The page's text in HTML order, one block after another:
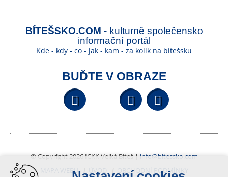
BÍTEŠSKO.COM - kulturně společensko
informační portál
Kde - kdy - co - jak - kam - za kolik na bítešsku
BUĎTE V OBRAZE
Facebook YouTube
© Copyright 2026 ICKK Velká Bíteš | info@bitessko.com
MAPA WEBU
ÚVOD
OBCHODNÍ PODMÍNKY